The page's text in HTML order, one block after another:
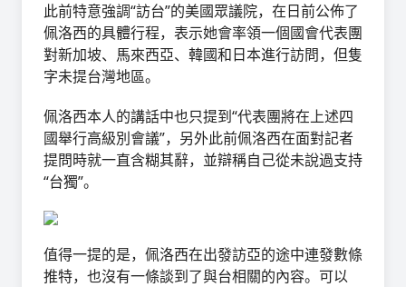
此前特意強調“訪台”的美國眾議院，在日前公佈了
佩洛西的具體行程，表示她會率領一個國會代表團
對新加坡、馬來西亞、韓國和日本進行訪問，但隻
字未提台灣地區。
佩洛西本人的講話中也只提到“代表團將在上述四
國舉行高級別會議”，另外此前佩洛西在面對記者
提問時就一直含糊其辭，並辯稱自己從未說過支持
“台獨”。
值得一提的是，佩洛西在出發訪亞的途中連發數條
推特，也沒有一條談到了與台相關的內容。可以